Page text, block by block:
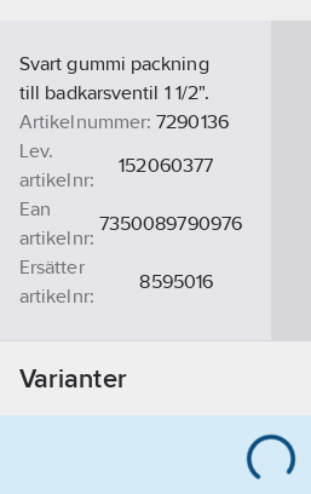
Svart gummi packning
till badkarsventil 1 1/2".
Artikelnummer: 7290136
Lev.
artikelnr:
152060377
Ean
artikelnr:
7350089790976
Ersätter
artikelnr:
8595016
Varianter